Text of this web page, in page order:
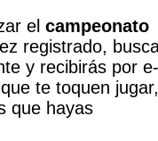
el campeonato
registrado,
y recibirás por e-
te toquen jugar,
que hayas